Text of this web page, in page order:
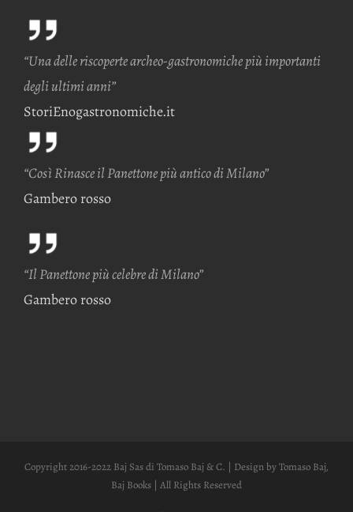
“Una delle riscoperte archeo-gastronomiche più importanti
degli ultimi anni”
StoriEnogastronomiche.it
“Così Rinasce il Panettone più antico di Milano”
Gambero rosso
“Il Panettone più celebre di Milano”
Gambero rosso
Copyright 2016-2022 Baj Sas di Tomaso Baj & C. | Design by Tomaso Baj,
Baj Books | All Rights Reserved